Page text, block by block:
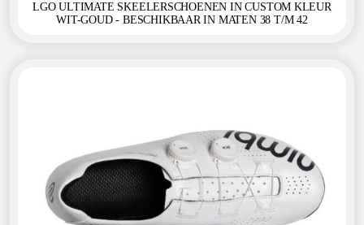
LGO ULTIMATE SKEELERSCHOENEN IN CUSTOM KLEUR
WIT-GOUD - BESCHIKBAAR IN MATEN 38 T/M 42